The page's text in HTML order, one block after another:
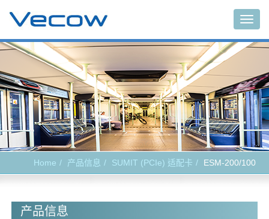
Home 产品信息 SUMIT (PCIe) 适配卡 ESM-200/100
产品信息